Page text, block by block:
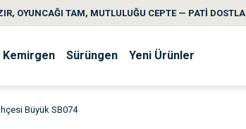
OYUNCAĞI TAM, MUTLULUĞU CEPTE — PATİ
Kemirgen Sürüngen Yeni Ürünler
Büyük SB074